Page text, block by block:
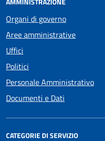
Organi di governo
Aree amministrative
Uffici
Politici
Personale Amministrativo
Documenti e Dati
CATEGORIE DI SERVIZIO